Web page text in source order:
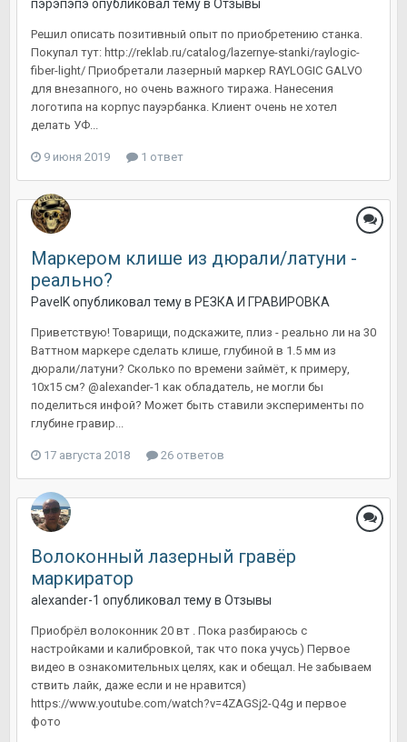
пэрэпэпэ опубликовал тему в Отзывы
Решил описать позитивный опыт по приобретению станка.
Покупал тут: http://reklab.ru/catalog/lazernye-stanki/raylogic-
fiber-light/ Приобретали лазерный маркер RAYLOGIC GALVO
для внезапного, но очень важного тиража. Нанесения
логотипа на корпус пауэрбанка. Клиент очень не хотел
делать УФ...
9 июня 2019 1 ответ
Маркером клише из дюрали/латуни -
реально?
PavelKопубликовал тему в РЕЗКА И ГРАВИРОВКА
Приветствую! Товарищи, подскажите, плиз - реально ли на 30
Ваттном маркере сделать клише, глубиной в 1.5 мм из
дюрали/латуни? Сколько по времени займёт, к примеру,
10х15 см? @alexander-1 как обладатель, не могли бы
поделиться инфой? Может быть ставили эксперименты по
глубине гравир...
17 августа 2018 26 ответов
Волоконный лазерный гравёр
маркиратор
alexander-1 опубликовал тему в Отзывы
Приобрёл волоконник 20 вт . Пока разбираюсь с
настройками и калибровкой, так что пока учусь) Первое
видео в ознакомительных целях, как и обещал. Не забываем
ствить лайк, даже если и не нравится)
https://www.youtube.com/watch?v=4ZAGSj2-Q4g и первое
фото